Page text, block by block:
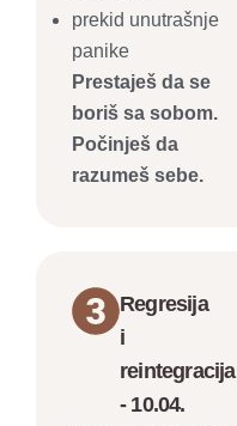
prekid unutrašnje
panike
Prestaješ da se
boriš sa sobom.
Počinješ da
razumeš sebe.
Regresija
i
reintegracija
- 10.04.